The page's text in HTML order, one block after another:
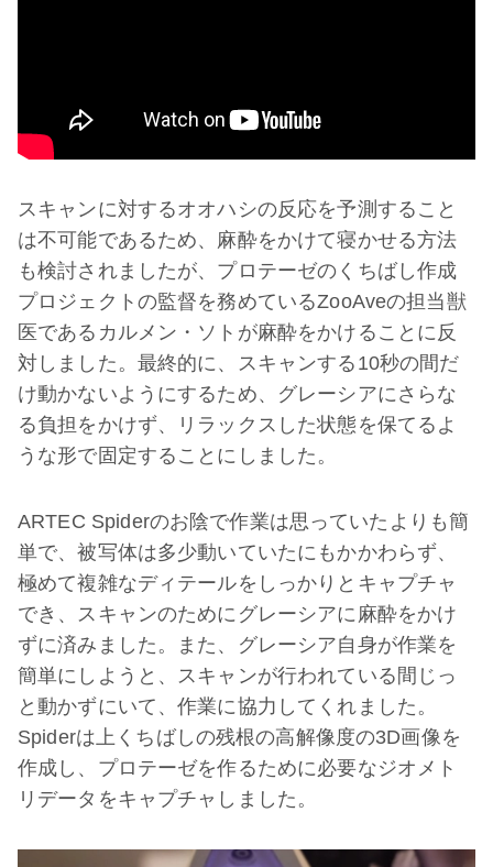
スキャンに対するオオハシの反応を予測すること
は不可能であるため、麻酔をかけて寝かせる方法
も検討されましたが、プロテーゼのくちばし作成
プロジェクトの監督を務めているZooAveの担当獣
医であるカルメン・ソトが麻酔をかけることに反
対しました。最終的に、スキャンする10秒の間だ
け動かないようにするため、グレーシアにさらな
る負担をかけず、リラックスした状態を保てるよ
うな形で固定することにしました。
ARTEC Spiderのお陰で作業は思っていたよりも簡
単で、被写体は多少動いていたにもかかわらず、
極めて複雑なディテールをしっかりとキャプチャ
でき、スキャンのためにグレーシアに麻酔をかけ
ずに済みました。また、グレーシア自身が作業を
簡単にしようと、スキャンが行われている間じっ
と動かずにいて、作業に協力してくれました。
Spiderは上くちばしの残根の高解像度の3D画像を
作成し、プロテーゼを作るために必要なジオメト
リデータをキャプチャしました。